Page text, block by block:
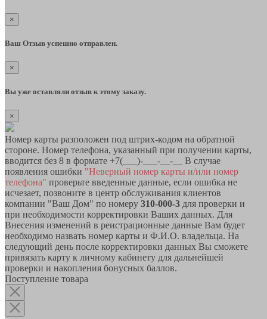
×
Ваш Отзыв успешно отправлен.
×
Вы уже оставляли отзыв к этому заказу.
×
Номер карты разположен под штрих-кодом на обратной
стороне. Номер телефона, указанный при получении карты,
вводится без 8 в формате +7(___)-___-__-__ В случае
появления ошибки "Неверный номер карты и/или номер
телефона" проверьте введенные данные, если ошибка не
исчезает, позвоните в центр обслуживания клиентов
компании "Ваш Дом" по номеру 310-000-3 для проверки и
при необходимости корректировки Ваших данных. Для
Внесения изменений в реистрационные данные Вам будет
необходимо назвать номер карты и Ф.И.О. владельца. На
следующий день после корректировки данных Вы сможете
привязать карту к личному кабинету для дальнейшей
проверки и накопления бонусных баллов.
Поступление товара